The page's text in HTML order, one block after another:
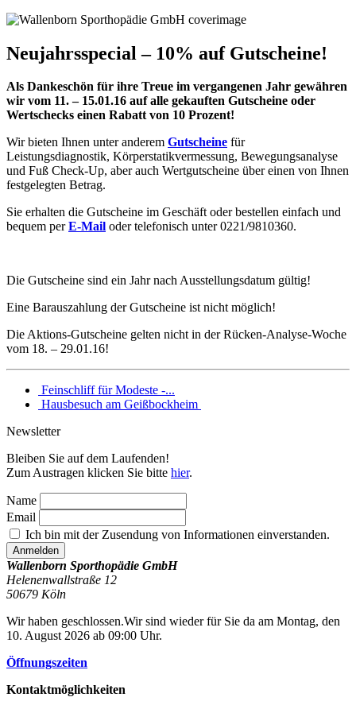
Neujahrsspecial – 10% auf Gutscheine!
Als Dankeschön für ihre Treue im vergangenen Jahr gewähren
wir vom 11. – 15.01.16 auf alle gekauften Gutscheine oder
Wertschecks einen Rabatt von 10 Prozent!
Wir bieten Ihnen unter anderem Gutscheine für
Leistungsdiagnostik, Körperstatikvermessung, Bewegungsanalyse
und Fuß Check-Up, aber auch Wertgutscheine über einen von Ihnen
festgelegten Betrag.
Sie erhalten die Gutscheine im Geschäft oder bestellen einfach und
bequem perE-Mail oder telefonisch unter 0221/9810360.
Die Gutscheine sind ein Jahr nach Ausstellungsdatum gültig!
Eine Barauszahlung der Gutscheine ist nicht möglich!
Die Aktions-Gutscheine gelten nicht in der Rücken-Analyse-Woche
vom 18. – 29.01.16!
Feinschliff für Modeste -...
Hausbesuch am Geißbockheim
Newsletter
Bleiben Sie auf dem Laufenden!
Zum Austragen klicken Sie bitte hier.
Name
Email
Ich bin mit der Zusendung von Informationen einverstanden.
Wallenborn Sporthopädie GmbH
Helenenwallstraße 12
50679 Köln
Wir haben geschlossen.Wir sind wieder für Sie da am Montag, den
10. August 2026 ab 09:00 Uhr.
Öffnungszeiten
Kontaktmöglichkeiten